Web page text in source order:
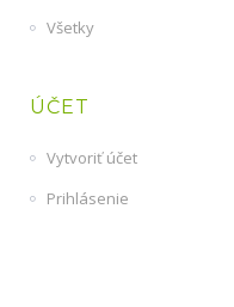
Všetky
ÚČET
Vytvoriť účet
Prihlásenie